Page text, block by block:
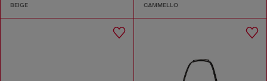
BEIGE CAMMELLO